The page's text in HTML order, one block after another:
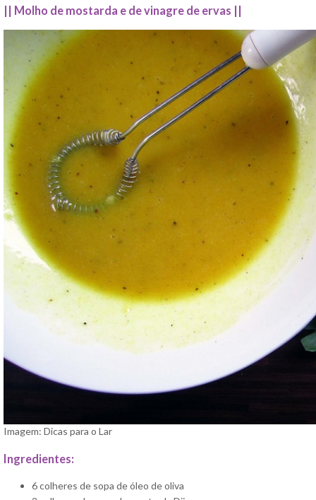
|| Molho de mostarda e de vinagre de ervas ||
Imagem: Dicas para o Lar
Ingredientes:
6 colheres de sopa de óleo de oliva